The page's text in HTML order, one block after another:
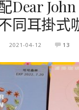
Dear
同耳掛式
2021-04-12 13